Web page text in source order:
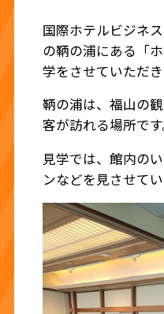
国際ホテルビジネ
の鞆の浦にある「
学をさせていただき
鞆の浦は、福山の
客が訪れる場所です
見学では、館内の
ンなどを見させて